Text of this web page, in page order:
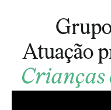
Atuação
Crianças